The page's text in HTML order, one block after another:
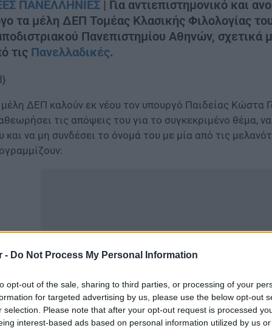
- Do Not Process My Personal Information
opt-out of the sale, sharing to third parties, or processing of your
for targeted advertising by us, please use the below opt-out
selection. Please note that after your opt-out request is processed
interest-based ads based on personal information utilized by us
ΠΑΝΕΛΛΗΝΙΕΣ | Για αντιεπιστημονικό και
τα μέλη ΔΕΠ Τομέας Κλασικής Φιλολογίας
Πανεπιστημίου Αθηνών, σχετικά
τις Πανελλαδικές.
ΔΕΠ καλούν εκ νέου τον υπουργό Παιδείας Κώστα
τις απόψεις του για το συγκεκριμένο θέμα,
και να μη συνδέσει το όνομά του με μία από τις